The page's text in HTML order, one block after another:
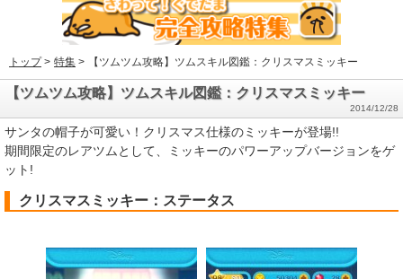
トップ> 特集 > 【ツムツム攻略】ツムスキル図鑑：クリスマスミッキー
【ツムツム攻略】ツムスキル図鑑：クリスマスミッキー
2014/12/28
サンタの帽子が可愛い！クリスマス仕様のミッキーが登場!!
期間限定のレアツムとして、ミッキーのパワーアップバージョンをゲ
ット!
クリスマスミッキー：ステータス